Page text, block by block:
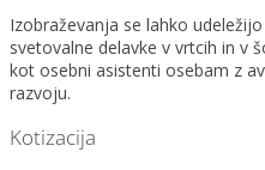
Izobraževanja se lahko
svetovalne delavke v vrtcih in v
kot osebni asistenti osebam z
razvoju.
Kotizacija